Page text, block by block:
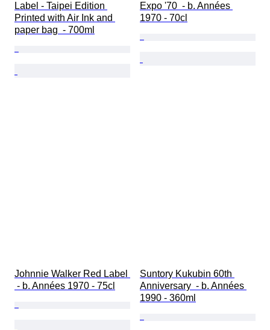
Label - Taipei Edition
Printed with Air Ink and
paper bag  - 700ml
Expo '70  - b. Années
1970 - 70cl
Johnnie Walker Red Label
- b. Années 1970 - 75cl
Suntory Kukubin 60th
Anniversary  - b. Années
1990 - 360ml